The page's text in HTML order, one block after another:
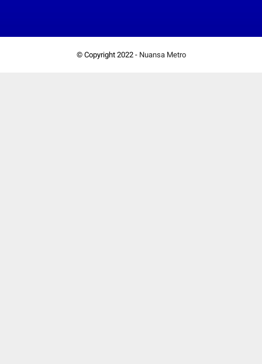
© Copyright 2022 - Nuansa Metro